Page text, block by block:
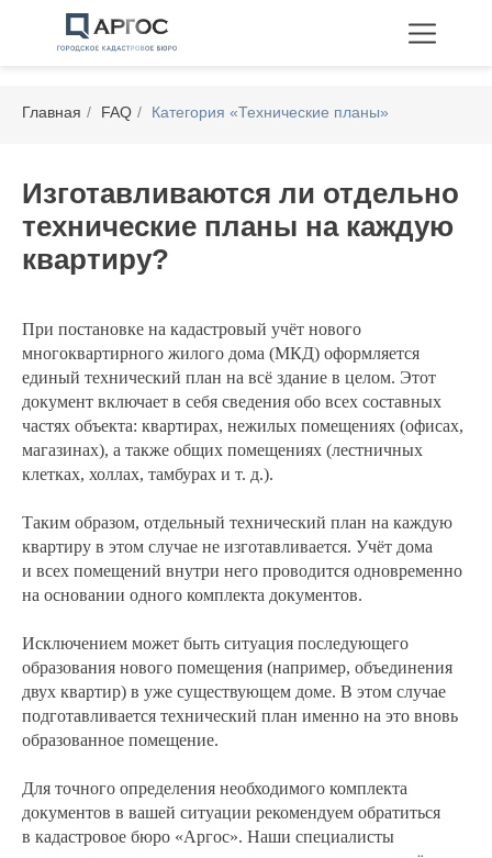
Технические планы
Главная / FAQ / Категория «Технические планы»
Изготавливаются ли отдельно
технические планы на каждую
квартиру?
При постановке на кадастровый учёт нового
многоквартирного жилого дома (МКД) оформляется
единый технический план на всё здание в целом. Этот
документ включает в себя сведения обо всех составных
частях объекта: квартирах, нежилых помещениях (офисах,
магазинах), а также общих помещениях (лестничных
клетках, холлах, тамбурах и т. д.).
Таким образом, отдельный технический план на каждую
квартиру в этом случае не изготавливается. Учёт дома
и всех помещений внутри него проводится одновременно
на основании одного комплекта документов.
Исключением может быть ситуация последующего
образования нового помещения (например, объединения
двух квартир) в уже существующем доме. В этом случае
подготавливается технический план именно на это вновь
образованное помещение.
Для точного определения необходимого комплекта
документов в вашей ситуации рекомендуем обратиться
в кадастровое бюро «Аргос». Наши специалисты